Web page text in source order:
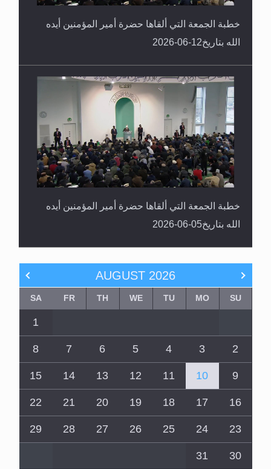
خطبة الجمعة التي ألقاها حضرة أمير المؤمنين أيده
الله بتاريخ12-06-2026
خطبة الجمعة التي ألقاها حضرة أمير المؤمنين أيده
الله بتاريخ05-06-2026
AUGUST 2026
SU
MO
TU
WE
TH
FR
SA
1
2
3
4
5
6
7
8
9
10
11
12
13
14
15
16
17
18
19
20
21
22
23
24
25
26
27
28
29
30
31